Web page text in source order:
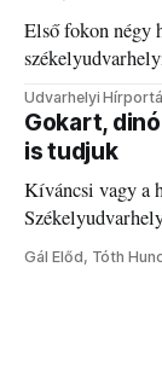
Első fokon négy
Udvarhelyi
Gokart,
is tudjuk
Kíváncsi vagy a
a fogaddal, a
Gál Előd, Tóth